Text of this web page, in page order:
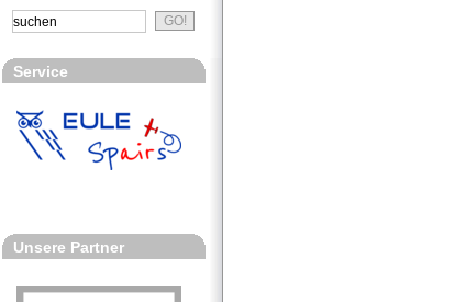
Service
Unsere Partner